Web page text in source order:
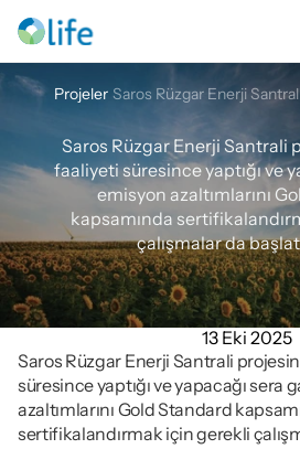
Projeler Saros Rüzgar Enerji
Saros Rüzgar Enerji
Saros Rüzgar Enerji Santrali
faaliyeti süresince yaptığı ve
emisyon azaltımlarını
kapsamında
çalışmalar da
13 Eki 2025
Saros Rüzgar Enerji Santrali
süresince yaptığı ve yapacağı sera
azaltımlarını Gold Standard
sertifikalandırmak için gerekli